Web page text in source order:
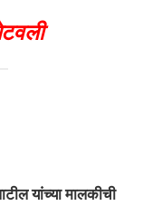
यांच्या मालकीची